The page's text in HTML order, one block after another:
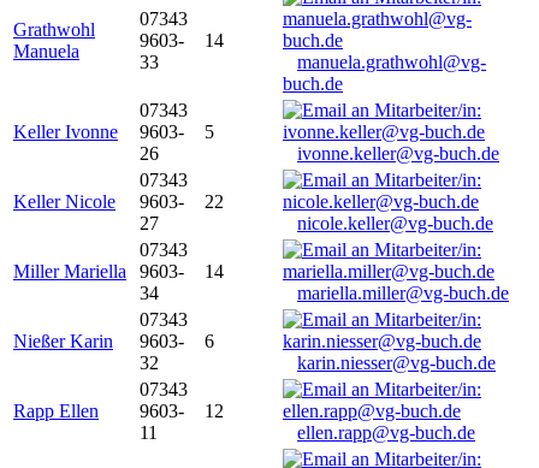
Grathwohl
Manuela
07343
9603-
33
14
manuela.grathwohl@vg-
buch.de
Keller Ivonne
07343
9603-
26
5
ivonne.keller@vg-buch.de
Keller Nicole
07343
9603-
27
22
nicole.keller@vg-buch.de
Miller Mariella
07343
9603-
34
14
mariella.miller@vg-buch.de
Nießer Karin
07343
9603-
32
6
karin.niesser@vg-buch.de
Rapp Ellen
07343
9603-
11
12
ellen.rapp@vg-buch.de